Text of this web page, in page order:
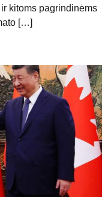
kitoms pagrindinėms
[…]